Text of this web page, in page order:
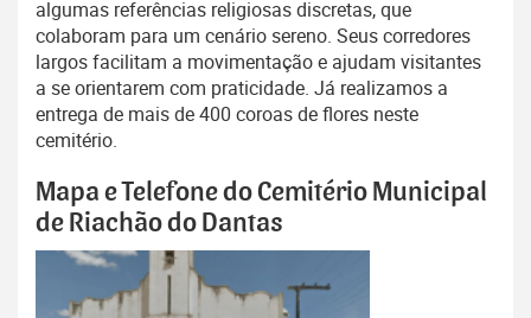
algumas referências religiosas discretas, que
colaboram para um cenário sereno. Seus corredores
largos facilitam a movimentação e ajudam visitantes
a se orientarem com praticidade. Já realizamos a
entrega de mais de 400 coroas de flores neste
cemitério.
Mapa e Telefone do Cemitério Municipal
de Riachão do Dantas